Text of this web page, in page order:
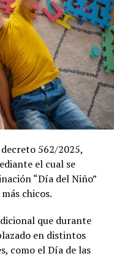
562/2025,
el cual se
“Día del Niño”
chicos.
que durante
en distintos
como el Día de las